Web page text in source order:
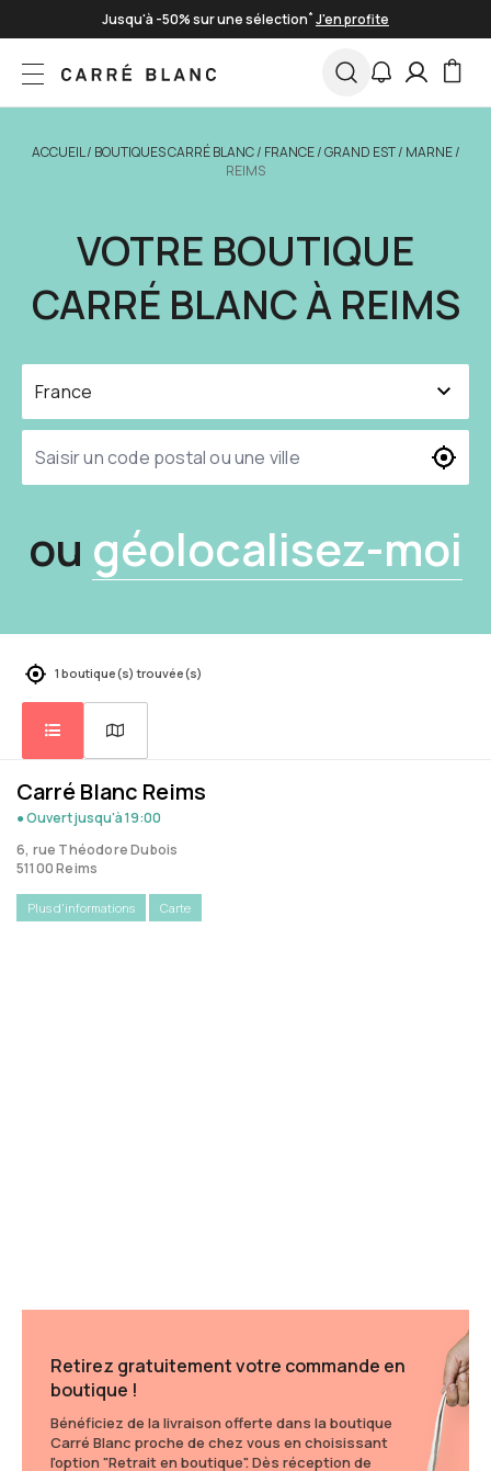
Skip to Content Livraison offerte à partir de 100€
ACCUEIL/ BOUTIQUES CARRÉ BLANC/ FRANCE/GRAND EST/ MARNE/
REIMS
VOTRE BOUTIQUE
CARRÉ BLANC À REIMS
ou géolocalisez-moi
1 boutique(s) trouvée(s)
Carré Blanc Reims
● Ouvertjusqu'à 19:00
6, rue Théodore Dubois
51100 Reims
Plus d'informations Carte
Retirez gratuitement votre commande en
boutique !
Bénéficiez de la livraison offerte dans la boutique
Carré Blanc proche de chez vous en choisissant
l'option "Retrait en boutique". Dès réception de